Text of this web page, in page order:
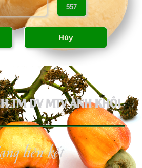
TM DV MTV ANH KHÔI
liên kết